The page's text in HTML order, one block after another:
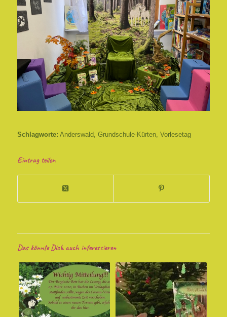
Schlagworte: Anderswald Grundschule-Kürten, Vorlesetag
Eintrag teilen
Das könnte Dich auch interessieren